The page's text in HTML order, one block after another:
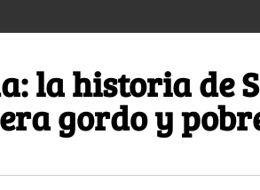
la historia de
gordo y